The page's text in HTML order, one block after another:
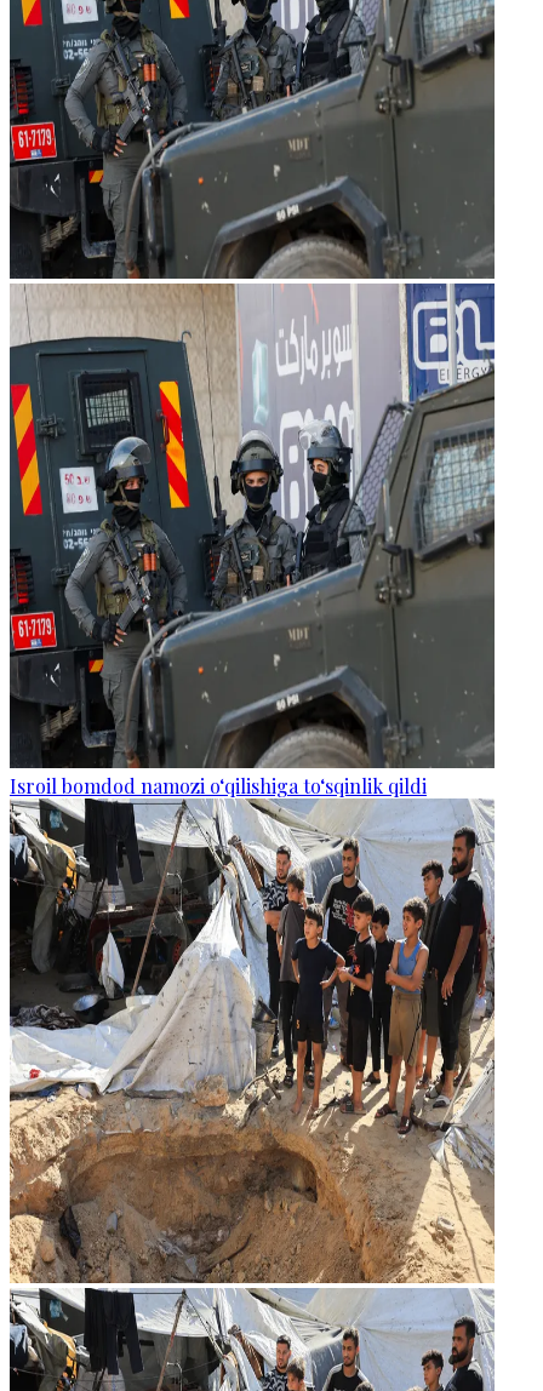
Isroil bomdod namozi o‘qilishiga to‘sqinlik qildi